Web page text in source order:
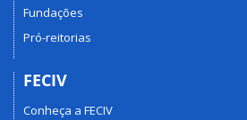
Fundações
Pró-reitorias
FECIV
Conheça a FECIV